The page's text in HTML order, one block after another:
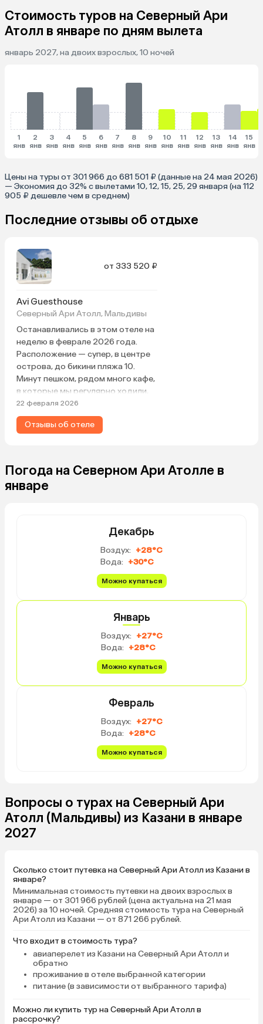
Стоимость туров на Северный Ари
Атолл в январе по дням вылета
январь 2027, на двоих взрослых, 10 ночей
1
янв
2
янв
3
янв
4
янв
5
янв
6
янв
7
янв
8
янв
9
янв
10
янв
11
янв
12
янв
13
янв
14
янв
15
янв
Цены на туры от 301 966 до 681 501 ₽ (данные на 24 мая 2026)
— Экономия до 32% с вылетами 10, 12, 15, 25, 29 января (на 112
905 ₽ дешевле чем в среднем)
Последние отзывы об отдыхе
от 333 520 ₽
Avi Guesthouse
Северный Ари Атолл, Мальдивы
Останавливались в этом отеле на
неделю в феврале 2026 года.
Расположение — супер, в центре
острова, до бикини пляжа 10.
Минут пешком, рядом много кафе,
в которые мы регулярно ходили,
один магазин в 2 минутах ходьбы
и фруктовый рынок. Хозяин
гестхауса встретил в порту по
отеля. Там нас встретили
работники отеля, предложили
ледяное полотенце и кокос. Тут
трансфера туда-обратно.
Оформили документы и
заселились в течение 10 минут.
Территория небольшая, но чистая
и ухоженная, и за ней следят
регулярно. 6 номеров, все
одинаковые. Есть общая зона с
диванчиками, столиками,
холодильником, кофемашиной и
чайником. Каждый день было 4
вида завтрака на выбор
(мальдивский, континентальный,
французский и панкейки). Каждый
завтрак включает в себя два
тоста, яичница из одного яйца,
небольших кусочка, кофе, сок.
Остальное наполнение в
зависимости от вида завтрака
(сосиски, панкейки, джемы, мед,
наедались, но ничего особенного.
Как будто не хватало овощей.
Завтрак на следующий день
согласовывался накануне
меню основных блюд за деньги, но
мы им не пользовались и не
видели, чтобы кто-то
пользовался. Номер светлый,
чистый, удобная кровать, 4
кондиционер (мы его вообще не
выключали), зеркало, две бутылки
воды, которые наполняются по
запросу, шкаф с вешалками, сейф,
сушки вещей, ванная комната, с
открытым небом в зоне душа,
22 февраля 2026
Отзывы об отеле
Погода на Северном Ари Атолле в
январе
Декабрь
Воздух: +28°C
Вода: +30°C
Можно купаться
Январь
Воздух: +27°C
Вода: +28°C
Можно купаться
Февраль
Воздух: +27°C
Вода: +28°C
Можно купаться
Вопросы о турах на Северный Ари
Атолл (Мальдивы) из Казани в январе
2027
Сколько стоит путевка на Северный Ари Атолл из Казани в
январе?
Минимальная стоимость путевки на двоих взрослых в
январе — от 301 966 рублей (цена актуальна на 21 мая
2026) за 10 ночей. Средняя стоимость тура на Северный
Ари Атолл из Казани — от 871 266 рублей.
Что входит в стоимость тура?
авиаперелет из Казани на Северный Ари Атолл и
обратно
проживание в отеле выбранной категории
питание (в зависимости от выбранного тарифа)
Можно ли купить тур на Северный Ари Атолл в
рассрочку?